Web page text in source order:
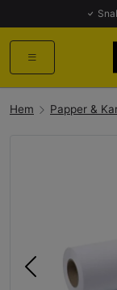
Hem Papper &
Föregående